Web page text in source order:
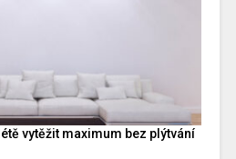
vytěžit maximum bez plýtvání